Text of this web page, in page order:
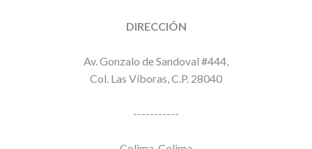
DIRECCIÓN
Av. Gonzalo de Sandoval #444,
Col. Las Víboras, C.P. 28040
-----------